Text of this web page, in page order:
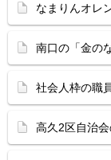
なまりんオレ
南口の「金の
社会人枠の職
高久2区自治